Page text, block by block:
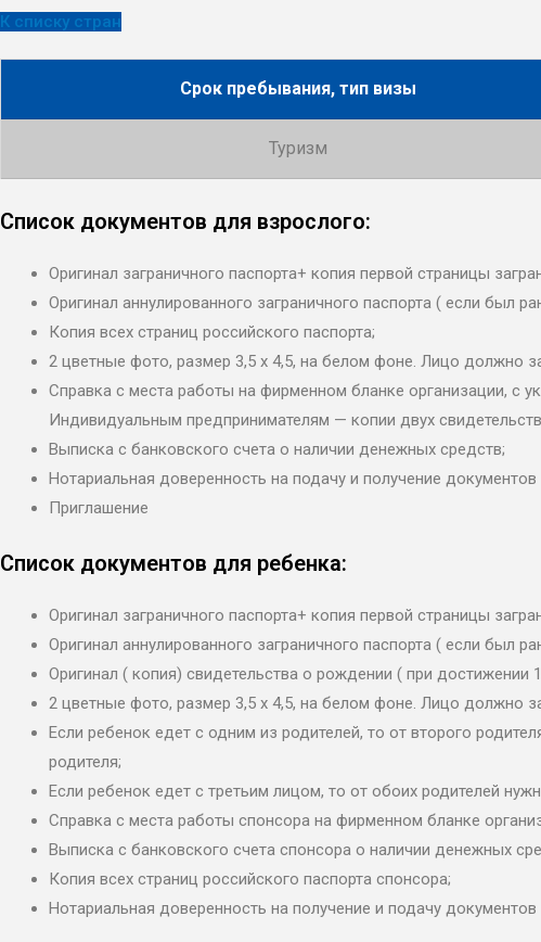
К списку стран
Срок пребывания, тип визы
Туризм
Список документов для взрослого:
Оригинал заграничного паспорта+ копия первой страницы
Оригинал аннулированного заграничного паспорта ( если был
Копия всех страниц российского паспорта;
2 цветные фото, размер 3,5 х 4,5, на белом фоне. Лицо должно
Справка с места работы на фирменном бланке организации, с
Индивидуальным предпринимателям — копии двух
Выписка с банковского счета о наличии денежных средств;
Нотариальная доверенность на подачу и получение документов
Приглашение
Список документов для ребенка:
Оригинал заграничного паспорта+ копия первой страницы
Оригинал аннулированного заграничного паспорта ( если был
Оригинал ( копия) свидетельства о рождении ( при достижении
2 цветные фото, размер 3,5 х 4,5, на белом фоне. Лицо должно
Если ребенок едет с одним из родителей, то от второго
родителя;
Если ребенок едет с третьим лицом, то от обоих родителей
Справка с места работы спонсора на фирменном бланке
Выписка с банковского счета спонсора о наличии денежных
Копия всех страниц российского паспорта спонсора;
Нотариальная доверенность на получение и подачу документов